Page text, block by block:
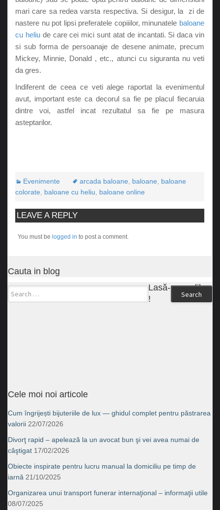
mari care sa redea varsta respectiva. Si desigur, la zi de
nastere nu pot lipsi preferatele copiiilor, minunatele baloane
cu heliude care cei mici sunt atat de incantati. Si daca vin
si sub forma de persoanaje de desene animate, precum
Mickey, Minnie, Donald , etc., atunci cu siguranta nu veti
da gres.
Indiferent de ceea ce veti alege raportat la evenimentul
avut, important este ca decorul sa fie pe placul fiecaruia
dintre voi, astfel incat rezultatul sa fie pe masura
asteptarilor.
Evenimente arcada baloane baloane
baloane
colorate
baloane cu heliu baloane online
LEAVE A REPLY
You must be logged in to post a comment.
Cauta in blog
Search
Lasă-ne un like
!
Cele moi noi articole
Cum îngrijești bijuteriile de lux — ghidul complet pentru păstrarea
valorii 22/07/2026
Divorţ rapid – apelează la un avocat bun şi vei avea numai de
câştigat 17/02/2026
Obiecte inspirate pentru lucru manual la domiciliu pe timp de
iarnă 21/10/2025
Organizarea unui transport funerar internaţional – informaţii utile
08/07/2025